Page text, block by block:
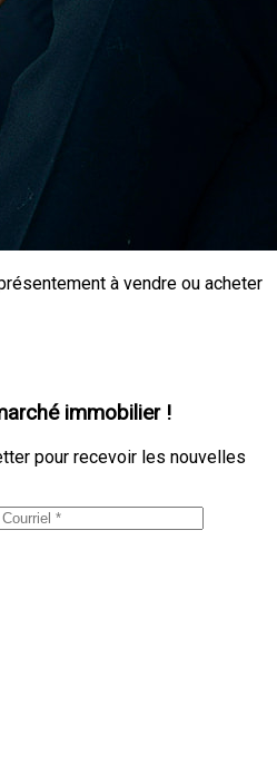
à vendre ou acheter
immobilier !
pour recevoir les nouvelles